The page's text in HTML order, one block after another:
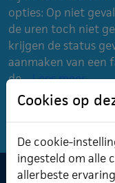
opties: Op niet
de uren toch niet
krijgen de status
aanmaken van een
de...Lees meer
Cookies op
De cookie-
ingesteld om alle
allerbeste